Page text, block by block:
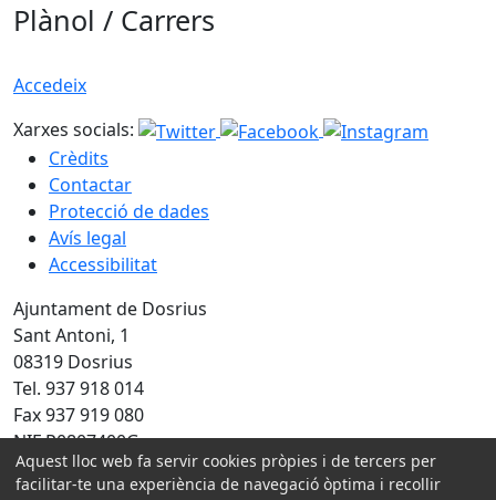
Plànol / Carrers
Accedeix
Xarxes socials:
Crèdits
Contactar
Protecció de dades
Avís legal
Accessibilitat
Ajuntament de Dosrius
Sant Antoni, 1
08319 Dosrius
Tel. 937 918 014
Fax 937 919 080
NIF P0807400G
Amb la col·laboració de:
Aquest lloc web fa servir cookies pròpies i de tercers per
facilitar-te una experiència de navegació òptima i recollir